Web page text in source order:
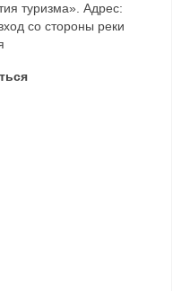
туризма». Адрес:
со стороны реки